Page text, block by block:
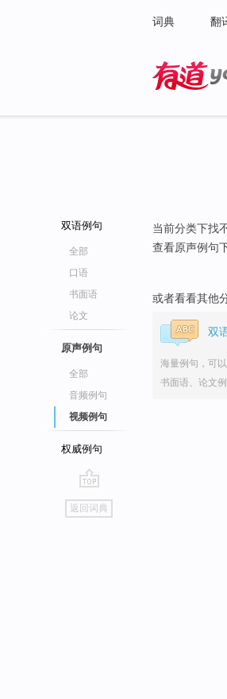
词典 翻
双语例句
全部
口语
书面语
论文
原声例句
全部
音频例句
视频例句
权威例句
go
top
返回词典
当前分类下找
查看原声例句
或者看看其他
双
海量例句，可
书面语、论文例